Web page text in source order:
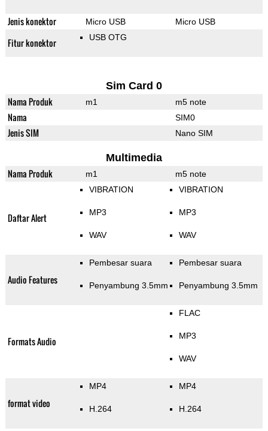
Jenis konektor Micro USB Micro USB
Fitur konektor USB OTG
Sim Card 0
Nama Produk m1 m5 note
Nama SIM0
Jenis SIM Nano SIM
Multimedia
Nama Produk m1 m5 note
Daftar Alert
VIBRATION
MP3
WAV
VIBRATION
MP3
WAV
Audio Features
Pembesar suara
Penyambung 3.5mm
Pembesar suara
Penyambung 3.5mm
Formats Audio
FLAC
MP3
WAV
format video
MP4
H.264
MP4
H.264